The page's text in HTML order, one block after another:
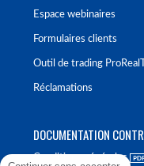
Espace webinaires
Formulaires clients
Outil de trading
Réclamations
DOCUMENTATION
Conditions générales